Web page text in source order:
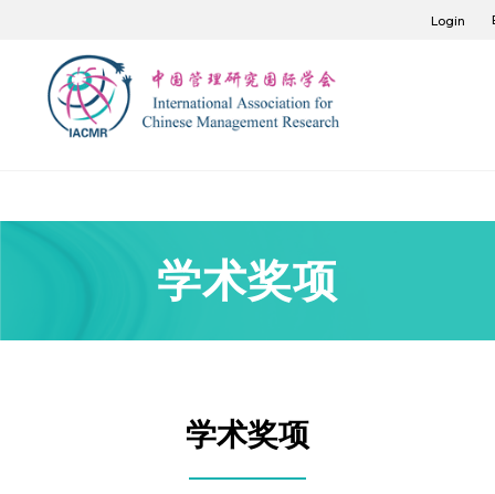
Login
学术奖项
学术奖项